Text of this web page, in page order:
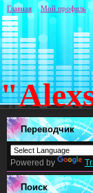
Главная Мой профиль
Переводчик
Powered by
Поиск